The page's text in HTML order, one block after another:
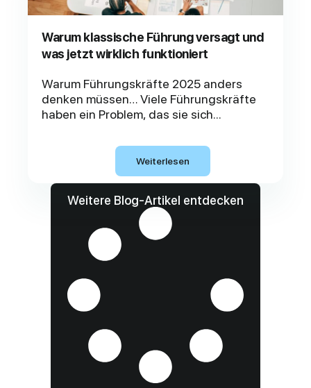
Warum klassische Führung versagt und
was jetzt wirklich funktioniert
Warum Führungskräfte 2025 anders
denken müssen… Viele Führungskräfte
haben ein Problem, das sie sich...
Weiterlesen
Weitere Blog-Artikel entdecken